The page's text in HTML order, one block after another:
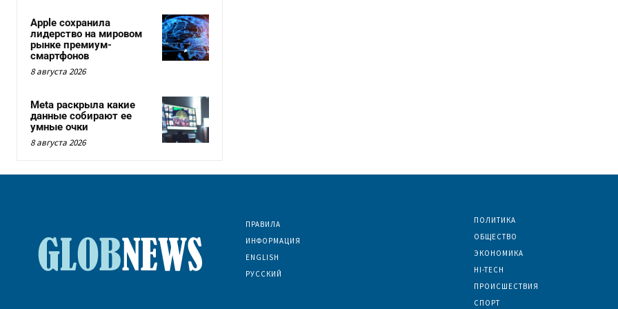
Apple сохранила
лидерство на мировом
рынке премиум-
смартфонов
8 августа 2026
Meta раскрыла какие
данные собирают ее
умные очки
8 августа 2026
ПРАВИЛА
ИНФОРМАЦИЯ
ENGLISH
РУССКИЙ
ПОЛИТИКА
ОБЩЕСТВО
ЭКОНОМИКА
HI-TECH
ПРОИСШЕСТВИЯ
СПОРТ